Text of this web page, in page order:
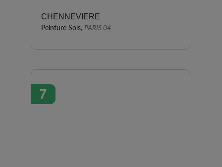
CHENNEVIERE
Peinture Sols, PARIS 04
7